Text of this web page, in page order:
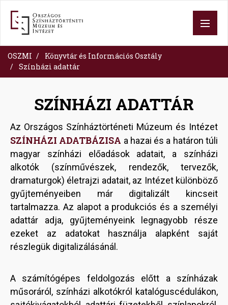
content
OSZMI
Könyvtár és Információs Osztály
Színházi adattár
SZÍNHÁZI ADATTÁR
Az Országos Színháztörténeti Múzeum és Intézet
SZÍNHÁZI ADATBÁZISA a hazai és a határon túli
magyar színházi előadások adatait, a színházi
alkotók (színművészek, rendezők, tervezők,
dramaturgok) életrajzi adatait, az Intézet különböző
gyűjteményeiben már digitalizált kincseit
tartalmazza. Az alapot a produkciós és a személyi
adattár adja, gyűjteményeink legnagyobb része
ezeket az adatokat használja alapként saját
részlegük digitalizálásánál.
A számítógépes feldolgozás előtt a színházak
műsoráról, színházi alkotókról katalóguscédulákon,